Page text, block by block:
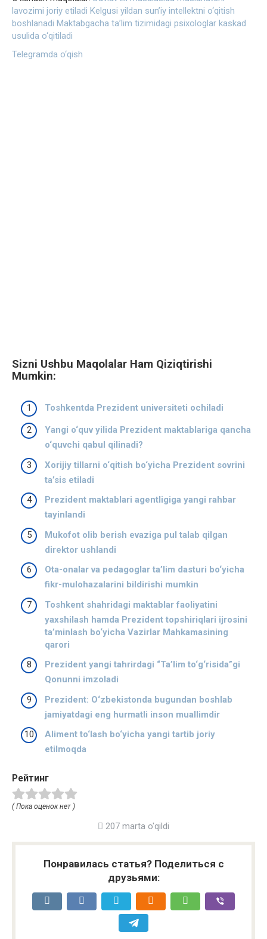
lavozimi joriy etiladi Kelgusi yildan sun’iy intellektni o‘qitish
boshlanadi Maktabgacha ta’lim tizimidagi psixologlar kaskad
usulida o‘qitiladi
Telegramda o‘qish
Sizni Ushbu Maqolalar Ham Qiziqtirishi
Mumkin:
Toshkentda Prezident universiteti ochiladi
Yangi o‘quv yilida Prezident maktablariga qancha
o‘quvchi qabul qilinadi?
Xorijiy tillarni o‘qitish bo‘yicha Prezident sovrini
ta’sis etiladi
Prezident maktablari agentligiga yangi rahbar
tayinlandi
Mukofot olib berish evaziga pul talab qilgan
direktor ushlandi
Ota-onalar va pedagoglar ta’lim dasturi bo‘yicha
fikr-mulohazalarini bildirishi mumkin
Toshkent shahridagi maktablar faoliyatini
yaxshilash hamda Prezident topshiriqlari ijrosini
ta’minlash bo‘yicha Vazirlar Mahkamasining
qarori
Prezident yangi tahrirdagi “Ta’lim to‘g‘risida”gi
Qonunni imzoladi
Prezident: O‘zbekistonda bugundan boshlab
jamiyatdagi eng hurmatli inson muallimdir
Aliment to‘lash bo‘yicha yangi tartib joriy
etilmoqda
Рейтинг
( Пока оценок нет )
207 marta o'qildi
Понравилась статья? Поделиться с
друзьями: